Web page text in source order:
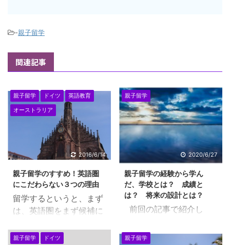
-親子留学
関連記事
親子留学 ドイツ
英語教育
オーストラリア
2016/6/14
親子留学のすすめ！英語圏
にこだわらない３つの理由
留学するというと、まず
は、英語圏をまず候補に
まずは、アメリカ、カナ
親子留学
2020/6/27
親子留学の経験から学ん
だ、学校とは？ 成績と
は？ 将来の設計とは？
前回の記事で紹介し
で医学部への道を拓いた
親子留学 ドイツ 親子留学